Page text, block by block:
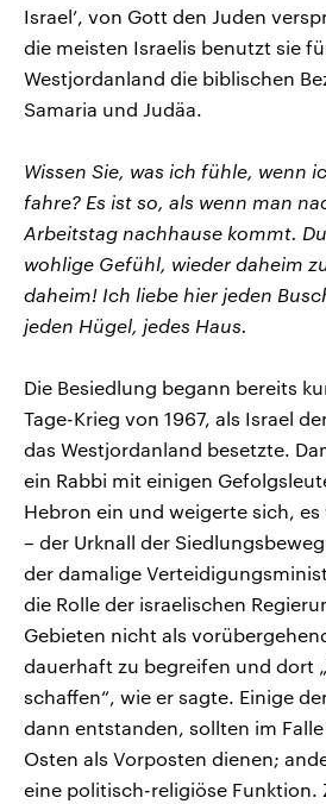
Israel’, von Gott den Juden
die meisten Israelis benutzt sie
Westjordanland die biblischen
Samaria und Judäa.
Wissen Sie, was ich fühle, wenn
fahre? Es ist so, als wenn man
Arbeitstag nachhause kommt.
wohlige Gefühl, wieder daheim
daheim! Ich liebe hier jeden
jeden Hügel, jedes Haus.
Die Besiedlung begann bereits
Tage-Krieg von 1967, als Israel
das Westjordanland besetzte.
ein Rabbi mit einigen
Hebron ein und weigerte sich, es
– der Urknall der
der damalige
die Rolle der israelischen
Gebieten nicht als
dauerhaft zu begreifen und dort
schaffen“, wie er sagte. Einige
dann entstanden, sollten im
Osten als Vorposten dienen;
eine politisch-religiöse Funktion.